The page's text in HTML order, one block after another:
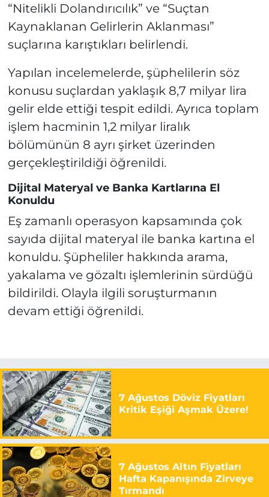
“Nitelikli Dolandırıcılık” ve “Suçtan
Kaynaklanan Gelirlerin Aklanması”
suçlarına karıştıkları belirlendi.
Yapılan incelemelerde, şüphelilerin söz
konusu suçlardan yaklaşık 8,7 milyar lira
gelir elde ettiği tespit edildi. Ayrıca toplam
işlem hacminin 1,2 milyar liralık
bölümünün 8 ayrı şirket üzerinden
gerçekleştirildiği öğrenildi.
Dijital Materyal ve Banka Kartlarına El
Konuldu
Eş zamanlı operasyon kapsamında çok
sayıda dijital materyal ile banka kartına el
konuldu. Şüpheliler hakkında arama,
yakalama ve gözaltı işlemlerinin sürdüğü
bildirildi. Olayla ilgili soruşturmanın
devam ettiği öğrenildi.
7 Ağustos Döviz Fiyatları
Kritik Eşiği Aşmak Üzere!
7 Ağustos Altın Fiyatları
Hafta Kapanışında Zirveye
Tırmandı